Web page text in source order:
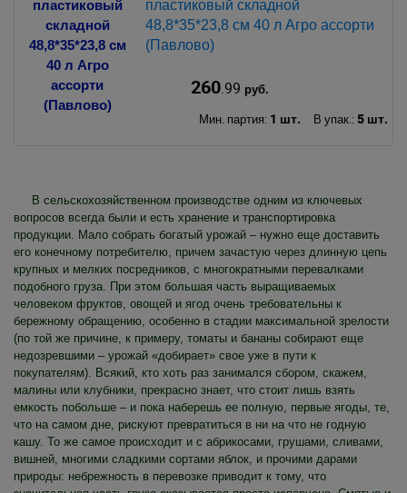
пластиковый складной
48,8*35*23,8 см 40 л Агро ассорти
(Павлово)
260.99 руб.
Мин. партия: 1 шт. В упак.: 5 шт.
В сельскохозяйственном производстве одним из ключевых
вопросов всегда были и есть хранение и транспортировка
продукции. Мало собрать богатый урожай – нужно еще доставить
его конечному потребителю, причем зачастую через длинную цепь
крупных и мелких посредников, с многократными перевалками
подобного груза. При этом большая часть выращиваемых
человеком фруктов, овощей и ягод очень требовательны к
бережному обращению, особенно в стадии максимальной зрелости
(по той же причине, к примеру, томаты и бананы собирают еще
недозревшими – урожай «добирает» свое уже в пути к
покупателям). Всякий, кто хоть раз занимался сбором, скажем,
малины или клубники, прекрасно знает, что стоит лишь взять
емкость побольше – и пока наберешь ее полную, первые ягоды, те,
что на самом дне, рискуют превратиться в ни на что не годную
кашу. То же самое происходит и с абрикосами, грушами, сливами,
вишней, многими сладкими сортами яблок, и прочими дарами
природы: небрежность в перевозке приводит к тому, что